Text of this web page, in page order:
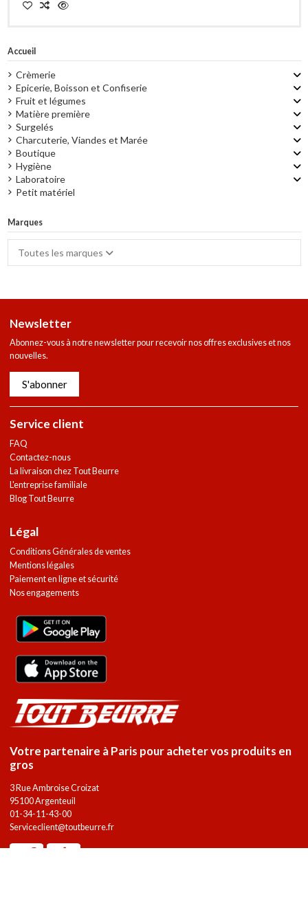
Accueil
Crèmerie
Epicerie, Boisson et Confiserie
Fruit et légumes
Matière première
Surgelés
Charcuterie, Viandes et Marée
Boutique
Hygiène
Laboratoire
Petit matériel
Marques
Toutes les marques
Newsletter
Abonnez-vous à notre newsletter pour recevoir nos offres exclusives et nos
nouvelles.
S'abonner
Service client
FAQ
Contactez-nous
La livraison chez Tout Beurre
L'entreprise familiale
Blog Tout Beurre
Légal
Conditions Générales de ventes
Mentions légales
Paiement en ligne et sécurité
Nos engagements
Votre partenaire à Paris pour acheter vos produits en
gros
3 Rue Ambroise Croizat
95100 Argenteuil
01-34-11-43-00
Serviceclient@toutbeurre.fr